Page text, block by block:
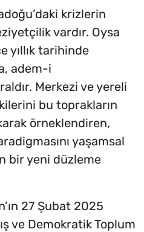
krizlerin
vardır. Oysa
yıllık tarihinde
adem-i
Merkezi ve yereli
bu toprakların
örneklendiren,
yaşamsal
bir yeni düzleme
27 Şubat 2025
ve Demokratik Toplum